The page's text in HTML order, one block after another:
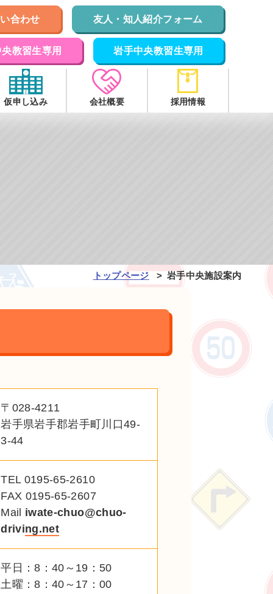
合わせ 友人・知人紹介フォーム
教習生専用 岩手中央教習生専用
仮申し込み 会社概要 採用情報
トップページ 岩手中央施設案内
〒028-4211
岩手県岩手郡岩手町川口49-
3-44
TEL 0195-65-2610
FAX 0195-65-2607
Mail iwate-chuo@chuo-
driving.net
平日：8：40～19：50
土曜：8：40～17：00